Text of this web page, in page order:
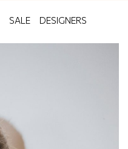
SALE DESIGNERS